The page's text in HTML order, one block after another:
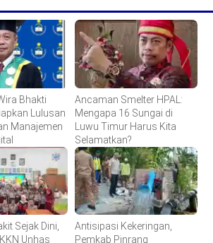
Bhakti
Lulusan
Manajemen
Ancaman Smelter HPAL:
Mengapa 16 Sungai di
Luwu Timur Harus Kita
Selamatkan?
Sejak Dini,
Unhas
Antisipasi Kekeringan,
Pemkab Pinrang